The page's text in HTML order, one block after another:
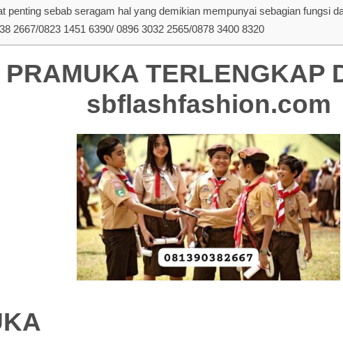
sebab seragam hal yang demikian mempunyai sebagian fungsi
2667/0823 1451 6390/ 0896 3032 2565/0878 3400 8320
TERLENGKAP
sbflashfashion.com